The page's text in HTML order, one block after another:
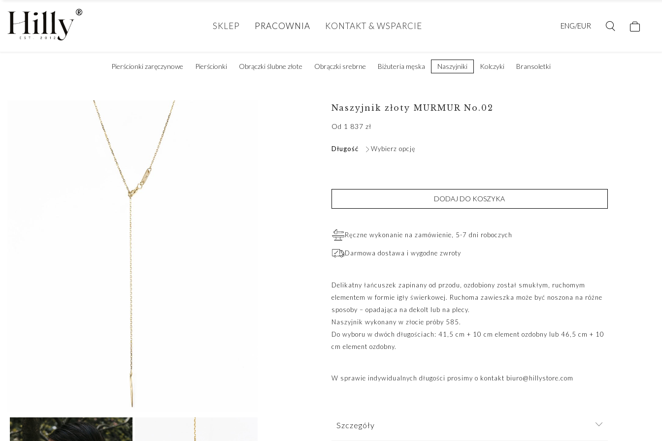
SKLEP PRACOWNIA KONTAKT & WSPARCIE ENG/EUR
Pierścionki zaręczynowe Pierścionki Obrączki ślubne złote Obrączki srebrne Biżuteria męska Naszyjniki Kolczyki Bransoletki
Naszyjnik złoty MURMUR No.02
Od 1 837 zł
Długość Wybierz opcję
DODAJ DO KOSZYKA
Ręczne wykonanie na zamówienie, 5-7 dni roboczych
Darmowa dostawa i wygodne zwroty
Delikatny łańcuszek zapinany od przodu, ozdobiony został smukłym, ruchomym
elementem w formie igły świerkowej. Ruchoma zawieszka może być noszona na różne
sposoby – opadająca na dekolt lub na plecy.
Naszyjnik wykonany w złocie próby 585.
Do wyboru w dwóch długościach: 41,5 cm + 10 cm element ozdobny lub 46,5 cm + 10
cm element ozdobny.
W sprawie indywidualnych długości prosimy o kontakt biuro@hillystore.com
Szczegóły